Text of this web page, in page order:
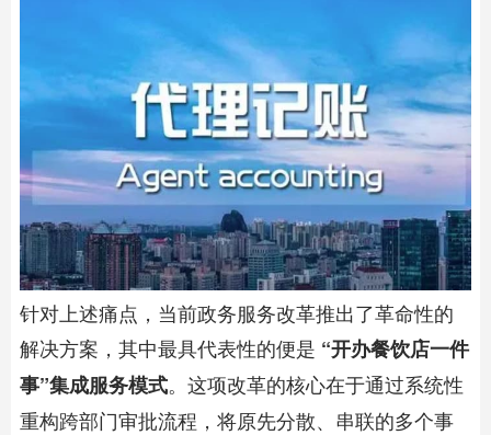
针对上述痛点，当前政务服务改革推出了革命性的
解决方案，其中最具代表性的便是 “开办餐饮店一件
事”集成服务模式。这项改革的核心在于通过系统性
重构跨部门审批流程，将原先分散、串联的多个事